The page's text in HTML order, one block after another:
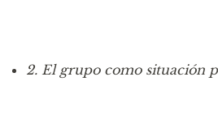
2. El grupo como situación